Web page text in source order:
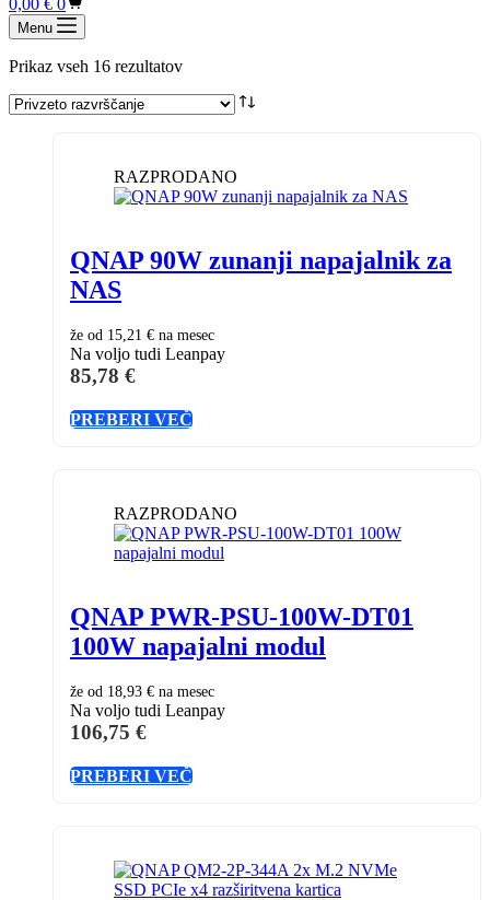
cart
0,00 € 0
Menu
Prikaz vseh 16 rezultatov
RAZPRODANO
QNAP 90W zunanji napajalnik za
NAS
že od 15,21 € na mesec
Na voljo tudi Leanpay
85,78 €
PREBERI VEČ
RAZPRODANO
QNAP PWR-PSU-100W-DT01
100W napajalni modul
že od 18,93 € na mesec
Na voljo tudi Leanpay
106,75 €
PREBERI VEČ